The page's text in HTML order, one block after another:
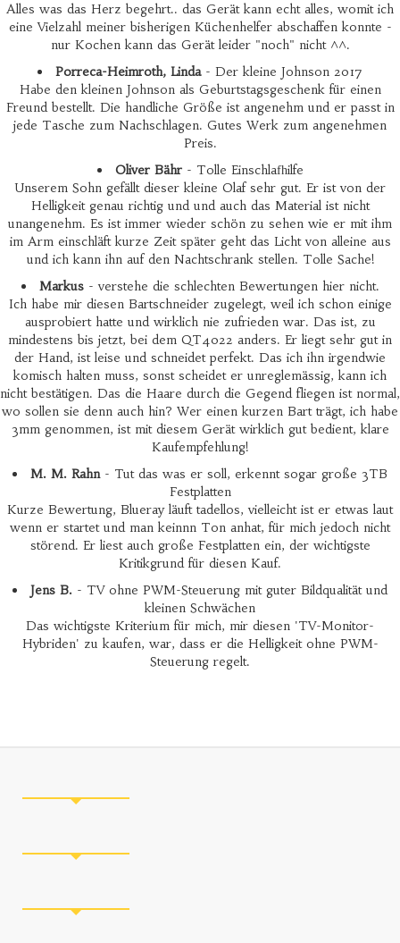
Alles was das Herz begehrt.. das Gerät kann echt alles, womit ich
eine Vielzahl meiner bisherigen Küchenhelfer abschaffen konnte -
nur Kochen kann das Gerät leider "noch" nicht ^^.
Porreca-Heimroth, Linda- Der kleine Johnson 2017
Habe den kleinen Johnson als Geburtstagsgeschenk für einen
Freund bestellt. Die handliche Größe ist angenehm und er passt in
jede Tasche zum Nachschlagen. Gutes Werk zum angenehmen
Preis.
Oliver Bähr- Tolle Einschlafhilfe
Unserem Sohn gefällt dieser kleine Olaf sehr gut. Er ist von der
Helligkeit genau richtig und und auch das Material ist nicht
unangenehm. Es ist immer wieder schön zu sehen wie er mit ihm
im Arm einschläft kurze Zeit später geht das Licht von alleine aus
und ich kann ihn auf den Nachtschrank stellen. Tolle Sache!
Markus- verstehe die schlechten Bewertungen hier nicht.
Ich habe mir diesen Bartschneider zugelegt, weil ich schon einige
ausprobiert hatte und wirklich nie zufrieden war. Das ist, zu
mindestens bis jetzt, bei dem QT4022 anders. Er liegt sehr gut in
der Hand, ist leise und schneidet perfekt. Das ich ihn irgendwie
komisch halten muss, sonst scheidet er unreglemässig, kann ich
nicht bestätigen. Das die Haare durch die Gegend fliegen ist normal,
wo sollen sie denn auch hin? Wer einen kurzen Bart trägt, ich habe
3mm genommen, ist mit diesem Gerät wirklich gut bedient, klare
Kaufempfehlung!
M. M. Rahn- Tut das was er soll, erkennt sogar große 3TB
Festplatten
Kurze Bewertung, Blueray läuft tadellos, vielleicht ist er etwas laut
wenn er startet und man keinnn Ton anhat, für mich jedoch nicht
störend. Er liest auch große Festplatten ein, der wichtigste
Kritikgrund für diesen Kauf.
Jens B. - TV ohne PWM-Steuerung mit guter Bildqualität und
kleinen Schwächen
Das wichtigste Kriterium für mich, mir diesen 'TV-Monitor-
Hybriden' zu kaufen, war, dass er die Helligkeit ohne PWM-
Steuerung regelt.